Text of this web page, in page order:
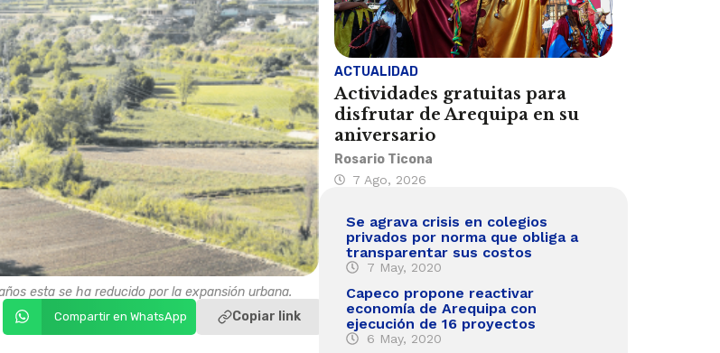
esta se ha reducido por la expansión urbana.
Compartir en WhatsApp Copiar link
ACTUALIDAD
Actividades gratuitas para
disfrutar de Arequipa en su
aniversario
Rosario Ticona
7 Ago, 2026
Se agrava crisis en colegios
privados por norma que obliga a
transparentar sus costos
7 May, 2020
Capeco propone reactivar
economía de Arequipa con
ejecución de 16 proyectos
6 May, 2020